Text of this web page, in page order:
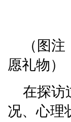
（图
愿礼物）
在探访
况、心理